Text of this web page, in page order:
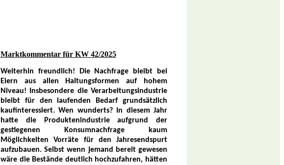
Marktkommentar für KW 42/2025
Weiterhin freundlich! Die Nachfrage bleibt bei
Eiern aus allen Haltungsformen auf hohem
Niveau! Insbesondere die Verarbeitungsindustrie
bleibt für den laufenden Bedarf grundsätzlich
kaufinteressiert. Wen wunderts? In diesem Jahr
hatte die Produktenindustrie aufgrund der
gestiegenen Konsumnachfrage kaum
Möglichkeiten Vorräte für den Jahresendspurt
aufzubauen. Selbst wenn jemand bereit gewesen
wäre die Bestände deutlich hochzufahren, hätten